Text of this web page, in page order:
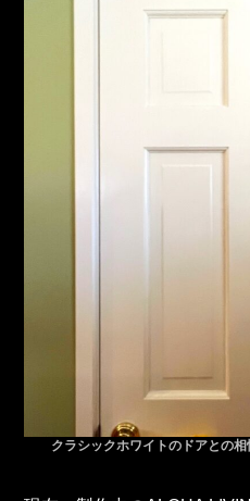
クラシックホワイトのドアとの